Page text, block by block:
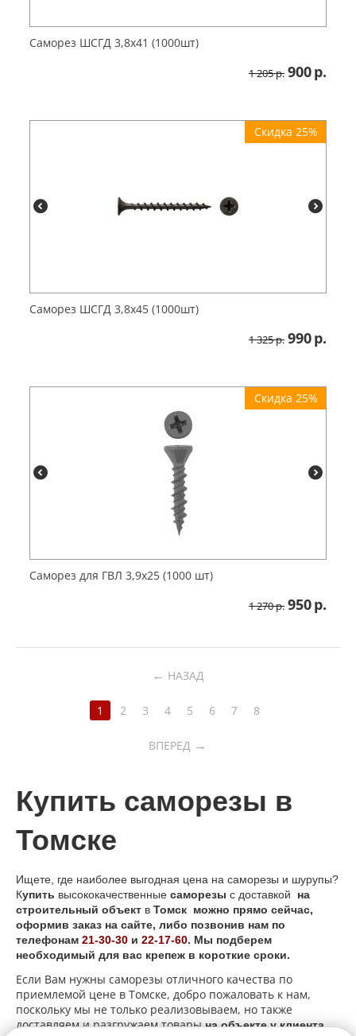
Саморез ШСГД 3,8х41 (1000шт)
1 205р. 900р.
Скидка 25%
Саморез ШСГД 3,8х45 (1000шт)
1 325р. 990р.
Скидка 25%
Саморез для ГВЛ 3,9х25 (1000 шт)
1 270р. 950р.
← НАЗАД
1 2 3 4 5 6 7 8
ВПЕРЕД →
Купить саморезы в
Томске
Ищете, где наиболее выгодная цена на саморезы и шурупы?
Купить высококачественные саморезы с доставкой
на
строительный объект в Томск можно прямо сейчас,
оформив заказ на сайте, либо позвонив нам по
телефонам 21-30-30 и 22-17-60. Мы подберем
необходимый для вас крепеж в короткие сроки.
Если Вам нужны саморезы отличного качества по
приемлемой цене в Томске, добро пожаловать к нам,
поскольку мы не только реализовываем, но также
доставляем и разгружаем товарына объекте у клиента.